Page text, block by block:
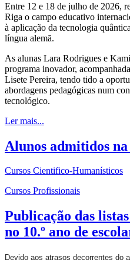
Entre 12 e 18 de julho de 2026,
Riga o campo educativo
à aplicação da tecnologia
língua alemã.
As alunas Lara Rodrigues e
programa inovador,
Lisete Pereira, tendo tido a
abordagens pedagógicas num
tecnológico.
Ler mais...
Alunos admitidos
Cursos Cientifico-Humanísticos
Cursos Profissionais
Publicação das
no 10.º ano de
Devido aos atrasos decorrentes do